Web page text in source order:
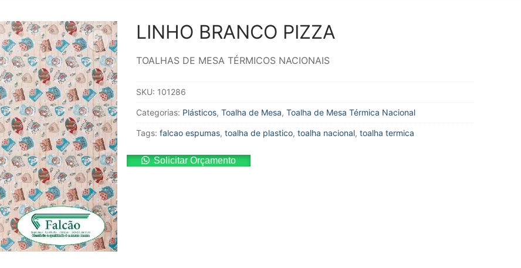
LINHO BRANCO PIZZA
TOALHAS DE MESA TÉRMICOS NACIONAIS
SKU: 101286
Categorias: Plásticos, Toalha de Mesa, Toalha de Mesa Térmica Nacional
Tags: falcao espumas, toalha de plastico, toalha nacional, toalha termica
Solicitar Orçamento